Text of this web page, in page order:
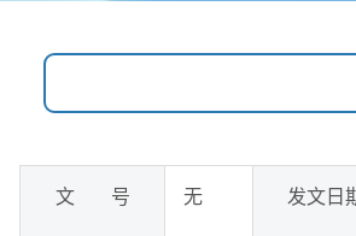
文 号 无 发文日